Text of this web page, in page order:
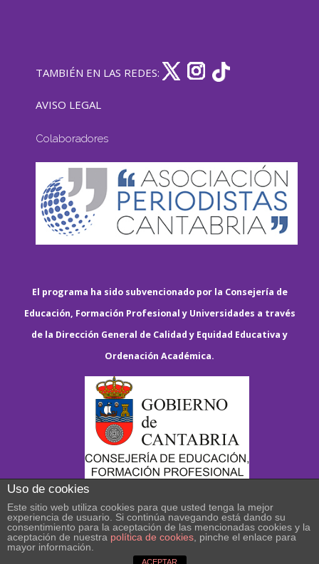
TAMBIÉN EN LAS REDES:
AVISO LEGAL
Colaboradores
El programa ha sido subvencionado por la Consejería de
Educación, Formación Profesional y Universidades a través
de la Dirección General de Calidad y Equidad Educativa y
Ordenación Académica.
Uso de cookies
Este sitio web utiliza cookies para que usted tenga la mejor
experiencia de usuario. Si continúa navegando está dando su
consentimiento para la aceptación de las mencionadas cookies y la
aceptación de nuestra política de cookies , pinche el enlace para
mayor información.
ACEPTAR